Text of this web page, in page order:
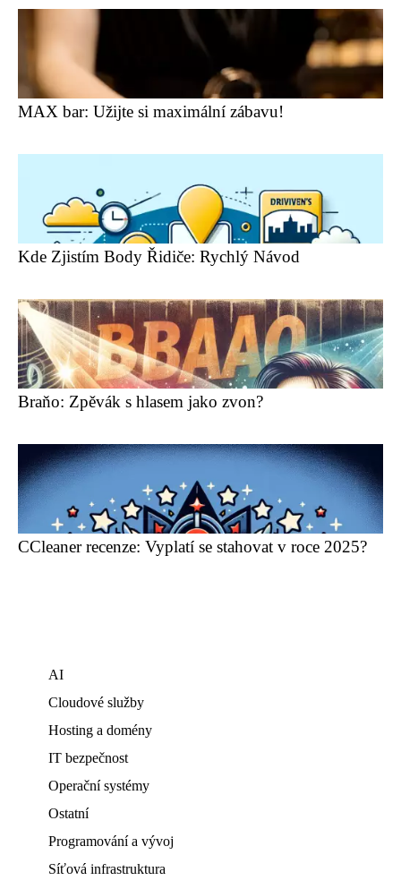
MAX bar: Užijte si maximální zábavu!
Kde Zjistím Body Řidiče: Rychlý Návod
Braňo: Zpěvák s hlasem jako zvon?
CCleaner recenze: Vyplatí se stahovat v roce 2025?
AI
Cloudové služby
Hosting a domény
IT bezpečnost
Operační systémy
Ostatní
Programování a vývoj
Síťová infrastruktura